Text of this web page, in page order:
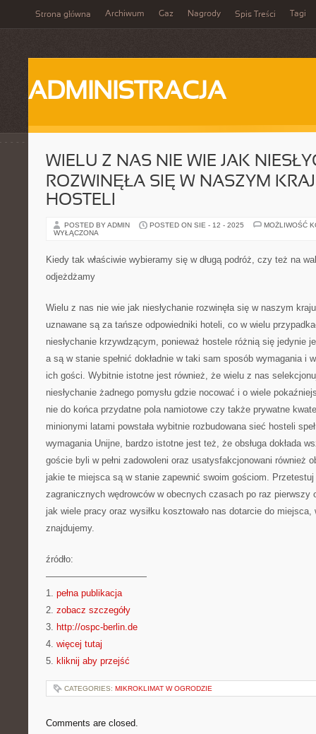
Strona główna Archiwum Gaz Nagrody Spis Treści Tagi
ADMINISTRACJA
WIELU Z NAS NIE WIE JAK
ROZWINĘŁA SIĘ W NASZYM
HOSTELI
POSTED BY ADMIN POSTED ON SIE - 12 - 2025
MOŻLIWOŚĆ
WYŁĄCZONA
Kiedy tak właściwie wybieramy się w długą podróż, czy też na
odjeżdżamy
Wielu z nas nie wie jak niesłychanie rozwinęła się w naszym
uznawane są za tańsze odpowiedniki hoteli, co w wielu
niesłychanie krzywdzącym, ponieważ hostele różnią się jedynie
a są w stanie spełnić dokładnie w taki sam sposób wymagania i
ich gości. Wybitnie istotne jest również, że wielu z nas
niesłychanie żadnego pomysłu gdzie nocować i o wiele
nie do końca przydatne pola namiotowe czy także prywatne
minionymi latami powstała wybitnie rozbudowana sieć hosteli
wymagania Unijne, bardzo istotne jest też, że obsługa dokłada
goście byli w pełni zadowoleni oraz usatysfakcjonowani również
jakie te miejsca są w stanie zapewnić swoim gościom.
zagranicznych wędrowców w obecnych czasach po raz pierwszy
jak wiele pracy oraz wysiłku kosztowało nas dotarcie do
znajdujemy.
źródło:
———————————
1. pełna publikacja
2. zobacz szczegóły
3. http://ospc-berlin.de
4. więcej tutaj
5. kliknij aby przejść
CATEGORIES: MIKROKLIMAT W OGRODZIE
Comments are closed.